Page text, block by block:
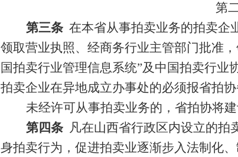
第
第三条 在本省从事拍卖业务的拍卖企
领取营业执照、经商务行业主管部门批准
国拍卖行业管理信息系统”及中国拍卖行
拍卖企业在异地成立办事处的必须报省拍协
未经许可从事拍卖业务的，省拍协将
第四条 凡在山西省行政区内设立的拍
身拍卖行为，促进拍卖业逐渐步入法制化